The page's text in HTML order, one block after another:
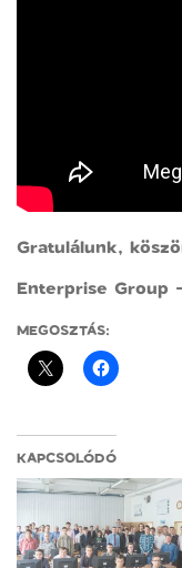
Gratulálunk,
Enterprise Group
MEGOSZTÁS:
KAPCSOLÓDÓ